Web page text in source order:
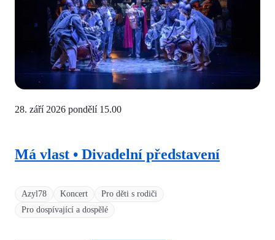
Azyl78 Koncert
Pro děti s rodiči
Pro dospívající a dospělé
Má vlast • Divadelní představení
28. září 2026 pondělí 15.00